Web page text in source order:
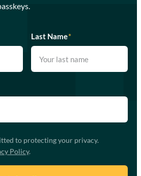
Last Name*
to protecting your privacy.
Policy.